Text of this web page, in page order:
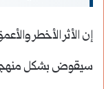
إن الأثر الأخطر
سيقوض بشكل منهجي